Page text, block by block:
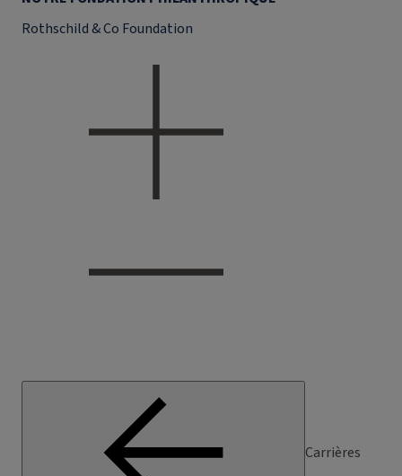
Rothschild & Co Foundation
Carrières